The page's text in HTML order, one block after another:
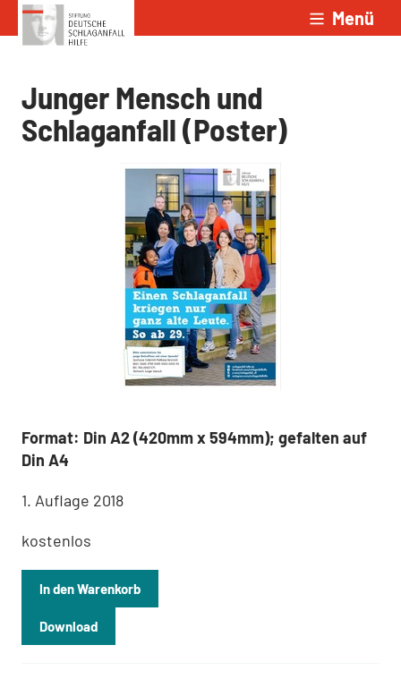
Zum Inhalt springen Menü
Junger Mensch und
Schlaganfall (Poster)
Format: Din A2 (420mm x 594mm); gefalten auf
Din A4
1. Auflage 2018
kostenlos
In den Warenkorb
Download